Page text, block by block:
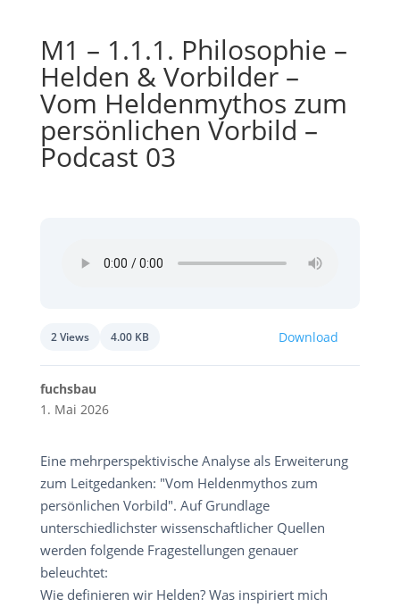
M1 – 1.1.1. Philosophie –
Helden & Vorbilder –
Vom Heldenmythos zum
persönlichen Vorbild –
Podcast 03
2 Views 4.00 KB Download
fuchsbau
1. Mai 2026
Eine mehrperspektivische Analyse als Erweiterung
zum Leitgedanken: "Vom Heldenmythos zum
persönlichen Vorbild". Auf Grundlage
unterschiedlichster wissenschaftlicher Quellen
werden folgende Fragestellungen genauer
beleuchtet:
Wie definieren wir Helden? Was inspiriert mich